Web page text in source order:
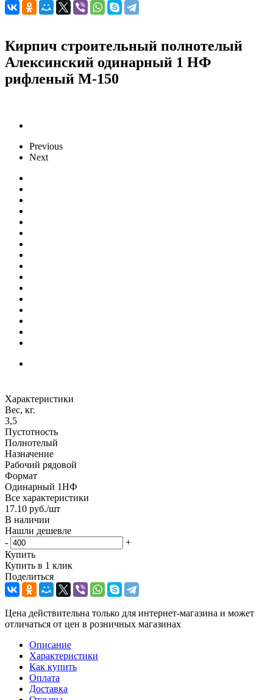
Кирпич строительный полнотелый
Алексинский одинарный 1 НФ
рифленый М-150
Previous
Next
Характеристики
Вес, кг.
3,5
Пустотность
Полнотелый
Назначение
Рабочий рядовой
Формат
Одинарный 1НФ
Все характеристики
17.10 руб./шт
В наличии
Нашли дешевле
-
+
Купить
Купить в 1 клик
Поделиться
Цена действительна только для интернет-магазина и может
отличаться от цен в розничных магазинах
Описание
Характеристики
Как купить
Оплата
Доставка